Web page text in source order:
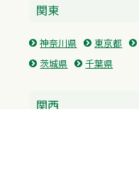
関東
神奈川県 東京都
茨城県
千葉県
関西